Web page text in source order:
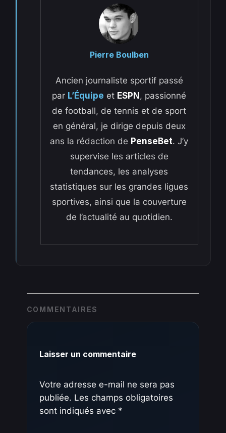
Pierre Boulben
Ancien journaliste sportif passé
par L’Équipe et ESPN , passionné
de football, de tennis et de sport
en général, je dirige depuis deux
ans la rédaction de PenseBet. J’y
supervise les articles de
tendances, les analyses
statistiques sur les grandes ligues
sportives, ainsi que la couverture
de l’actualité au quotidien.
COMMENTAIRES
Laisser un commentaire
Votre adresse e-mail ne sera pas
publiée. Les champs obligatoires
sont indiqués avec *